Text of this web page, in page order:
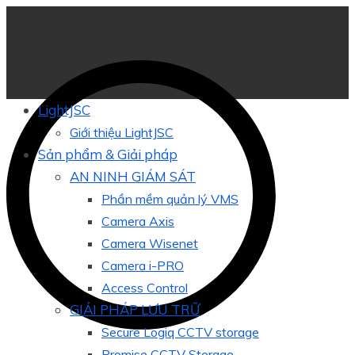
LightJSC
Giới thiệu LightJSC
Sản phẩm & Giải pháp
AN NINH GIÁM SÁT
Phần mềm quản lý VMS
Camera Axis
Camera Wisenet
Camera i-PRO
Access Control
GIẢI PHÁP LƯU TRỮ
Secure Logiq CCTV storage